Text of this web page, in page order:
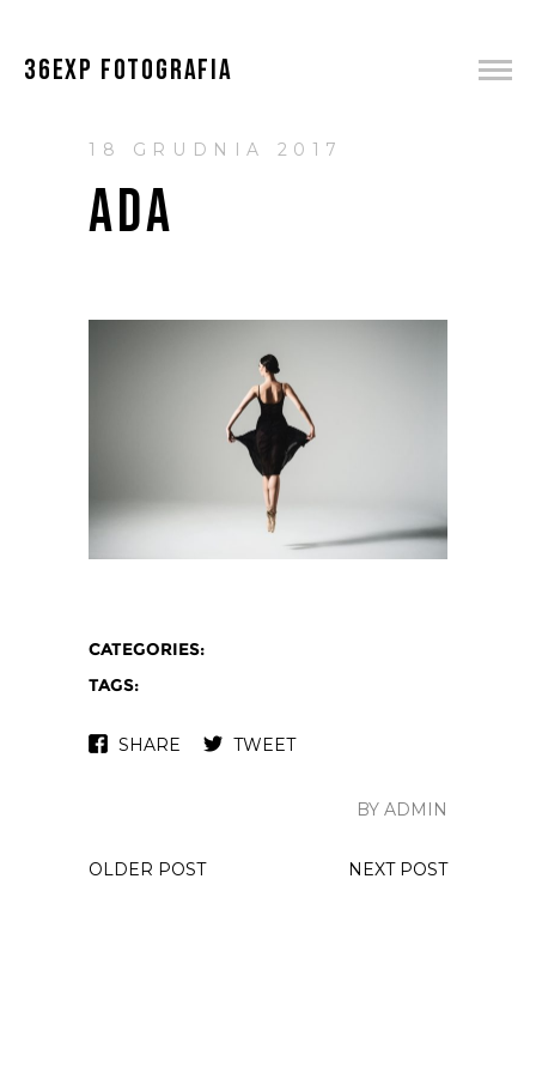
36EXP FOTOGRAFIA
18 GRUDNIA 2017
ADA
CATEGORIES:
TAGS:
SHARE TWEET
BY ADMIN
OLDER POST NEXT POST